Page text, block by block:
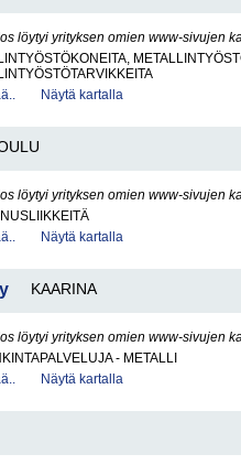
löytyi yrityksen omien www-sivujen
Näytä kartalla
löytyi yrityksen omien www-sivujen
Näytä kartalla
KAARINA
löytyi yrityksen omien www-sivujen
- METALLI
Näytä kartalla